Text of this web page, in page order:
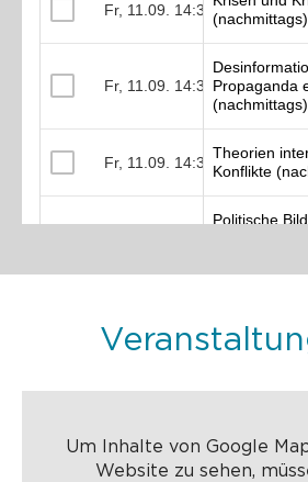
Um Inhalte von Google
Website zu sehen,